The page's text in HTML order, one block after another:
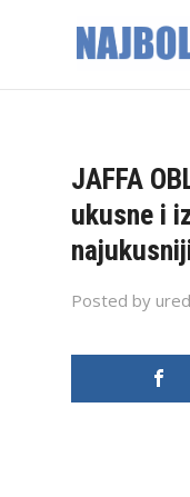
JAFFA
ukusne i
Posted by